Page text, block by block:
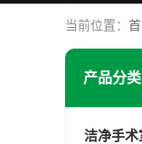
当前位置：
产品分类
洁净手术